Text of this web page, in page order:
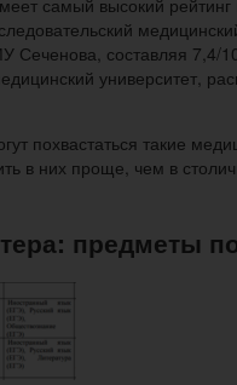
Сеченова, составляя 7,4/
университет,
похвастаться такие
в них проще, чем в
предметы